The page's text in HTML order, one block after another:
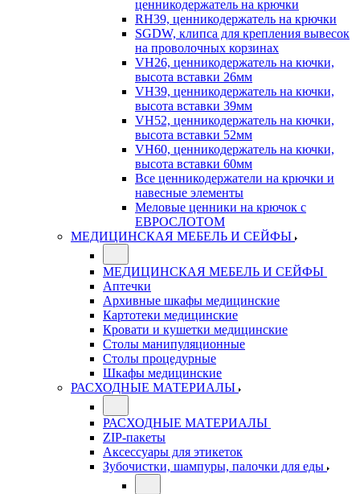
ценникодержатель на крючки
RH39, ценникодержатель на крючки
SGDW, клипса для крепления вывесок
на проволочных корзинах
VH26, ценникодержатель на кючки,
высота вставки 26мм
VH39, ценникодержатель на кючки,
высота вставки 39мм
VH52, ценникодержатель на кючки,
высота вставки 52мм
VH60, ценникодержатель на кючки,
высота вставки 60мм
Все ценникодержатели на крючки и
навесные элементы
Меловые ценники на крючок с
ЕВРОСЛОТОМ
МЕДИЦИНСКАЯ МЕБЕЛЬ И СЕЙФЫ
МЕДИЦИНСКАЯ МЕБЕЛЬ И СЕЙФЫ
Аптечки
Архивные шкафы медицинские
Картотеки медицинские
Кровати и кушетки медицинские
Столы манипуляционные
Столы процедурные
Шкафы медицинские
РАСХОДНЫЕ МАТЕРИАЛЫ
РАСХОДНЫЕ МАТЕРИАЛЫ
ZIP-пакеты
Аксессуары для этикеток
Зубочистки, шампуры, палочки для еды